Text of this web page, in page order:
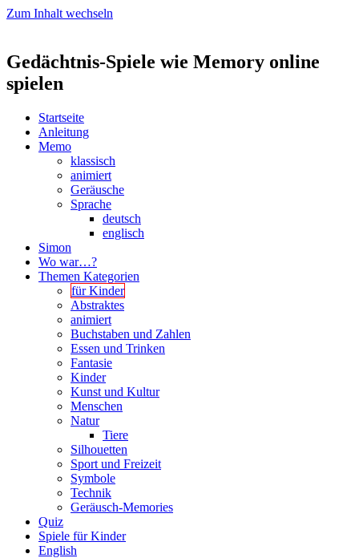
Zum Inhalt wechseln
Gedächtnis-Spiele wie Memory online
spielen
Startseite
Anleitung
Memo
klassisch
animiert
Geräusche
Sprache
deutsch
englisch
Simon
Wo war…?
Themen Kategorien
für Kinder
Abstraktes
animiert
Buchstaben und Zahlen
Essen und Trinken
Fantasie
Kinder
Kunst und Kultur
Menschen
Natur
Tiere
Silhouetten
Sport und Freizeit
Symbole
Technik
Geräusch-Memories
Quiz
Spiele für Kinder
English